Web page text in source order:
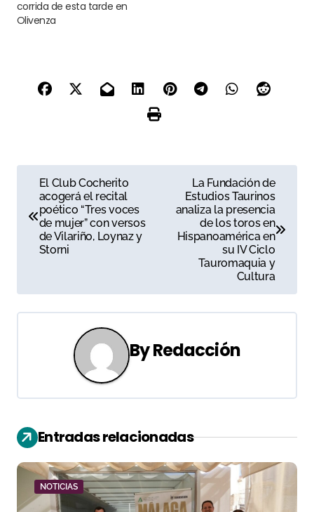
corrida de esta tarde en
Olivenza
a
g
a
ó
n
d
e
El Club Cocherito
acogerá el recital
poético “Tres voces
de mujer” con versos
de Vilariño, Loynaz y
Storni
La Fundación de
Estudios Taurinos
analiza la presencia
de los toros en
Hispanoamérica en
su IV Ciclo
Tauromaquia y
Cultura
ByRedacción
Entradas relacionadas
NOTICIAS